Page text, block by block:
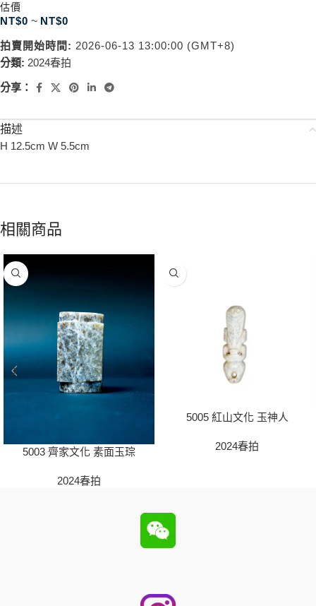
估價
NT$0 ~ NT$0
拍賣開始時間: 2026-06-13 13:00:00 (GMT+8)
分類: 2024春拍
分享：
描述
H 12.5cm W 5.5cm
相關商品
5003 齊家文化 素面玉琮
2024春拍
5005 紅山文化 玉神人
2024春拍